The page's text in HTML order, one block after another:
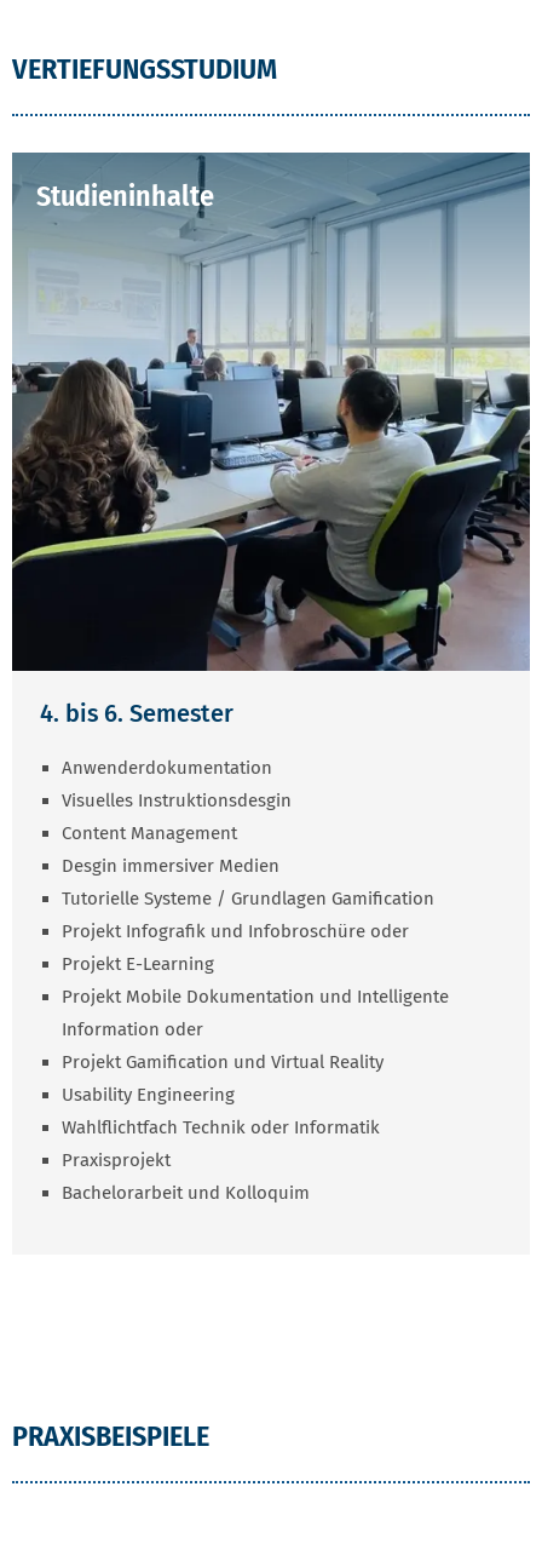
VERTIEFUNGSSTUDIUM
Studieninhalte
4. bis 6. Semester
Anwenderdokumentation
Visuelles Instruktionsdesgin
Content Management
Desgin immersiver Medien
Tutorielle Systeme / Grundlagen Gamification
Projekt Infografik und Infobroschüre oder
Projekt E-Learning
Projekt Mobile Dokumentation und Intelligente
Information oder
Projekt Gamification und Virtual Reality
Usability Engineering
Wahlflichtfach Technik oder Informatik
Praxisprojekt
Bachelorarbeit und Kolloquim
PRAXISBEISPIELE